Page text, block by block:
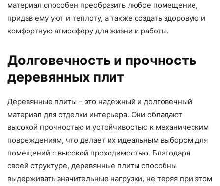
материал способен преобразить любое помещение,
придав ему уют и теплоту, а также создать здоровую и
комфортную атмосферу для жизни и работы.
Долговечность и прочность
деревянных плит
Деревянные плиты – это надежный и долговечный
материал для отделки интерьера. Они обладают
высокой прочностью и устойчивостью к механическим
повреждениям, что делает их идеальным выбором для
помещений с высокой проходимостью. Благодаря
своей структуре, деревянные плиты способны
выдерживать значительные нагрузки, не теряя при этом